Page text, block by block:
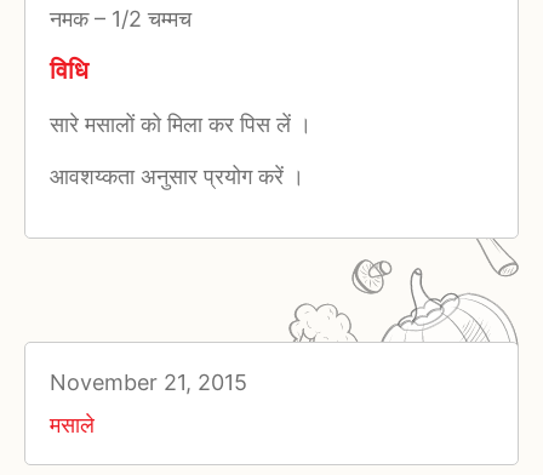
नमक– 1/2 चम्मच
विधि
सारे मसालों को मिला कर पिस लें ।
आवशय्कता अनुसार प्रयोग करें ।
November 21, 2015
मसाले